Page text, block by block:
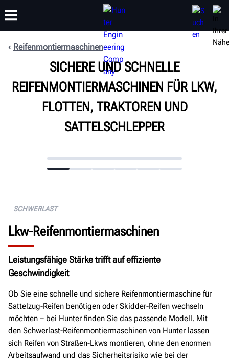
SCHULUNG
Reifenmontiermaschinen
SICHERE UND SCHNELLE
REIFENMONTIERMASCHINEN FÜR LKW,
FLOTTEN, TRAKTOREN UND
SATTELSCHLEPPER
SCHWERLAST
Lkw-Reifenmontiermaschinen
Leistungsfähige Stärke trifft auf effiziente
Geschwindigkeit
Ob Sie eine schnelle und sichere Reifenmontiermaschine für
Sattelzug-Reifen benötigen oder Skidder-Reifen wechseln
möchten – bei Hunter finden Sie das passende Modell. Mit
den Schwerlast-Reifenmontiermaschinen von Hunter lassen
sich Reifen von Straßen-Lkws montieren, ohne den enormen
Arbeitsaufwand und das Sicherheitsrisiko wie bei der